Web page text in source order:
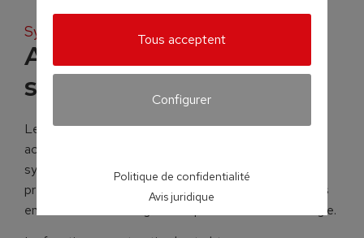
Systèmes d’accumulateurs
Accumulateur stratifié
solaire
Le raffinement se cache dans le détail ! Avec ses
accumulateurs à stratification, Froling propose un
système de stockage de la chaleur particulièrement
précis, notamment grâce à des dispositifs spécifiques
en matière de stockage et de prélèvement de l’énergie.
Tous acceptent
Configurer
Politique de confidentialité
Avis juridique